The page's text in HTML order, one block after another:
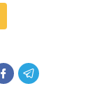
 